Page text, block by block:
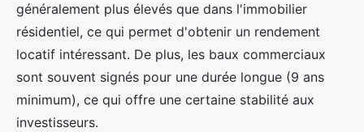
généralement plus élevés que dans l'immobilier
résidentiel, ce qui permet d'obtenir un rendement
locatif intéressant. De plus, les baux commerciaux
sont souvent signés pour une durée longue (9 ans
minimum), ce qui offre une certaine stabilité aux
investisseurs.